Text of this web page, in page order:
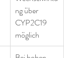
ng über
CYP2C19
möglich